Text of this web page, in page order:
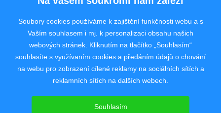
Rychlý kontakt
Soubory cookies používáme k zajištění funkčnosti webu a s
Vaším souhlasem i mj. k personalizaci obsahu našich
webových stránek. Kliknutím na tlačítko „Souhlasím“
souhlasíte s využívaním cookies a předáním údajů o chování
na webu pro zobrazení cílené reklamy na sociálních sítích a
reklamních sítích na dalších webech.
Souhlasím